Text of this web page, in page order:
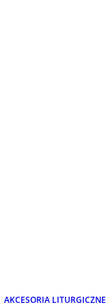
AKCESORIA LITURGICZNE